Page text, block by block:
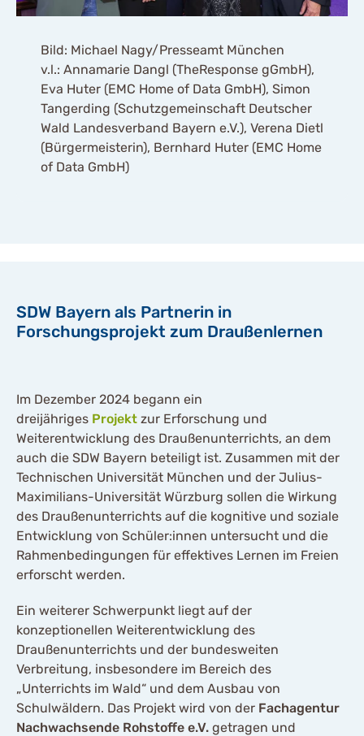
Bild: Michael Nagy/Presseamt München
v.l.: Annamarie Dangl (TheResponse gGmbH),
Eva Huter (EMC Home of Data GmbH), Simon
Tangerding (Schutzgemeinschaft Deutscher
Wald Landesverband Bayern e.V.), Verena Dietl
(Bürgermeisterin), Bernhard Huter (EMC Home
of Data GmbH)
übermittelt werden und das
Sie die
Datenschutzbestimmungen
SDW Bayern als Partnerin in
Forschungsprojekt zum Draußenlernen
Im Dezember 2024 begann ein
dreijähriges Projekt zur Erforschung und
Weiterentwicklung des Draußenunterrichts, an dem
auch die SDW Bayern beteiligt ist. Zusammen mit der
Technischen Universität München und der Julius-
Maximilians-Universität Würzburg sollen die Wirkung
des Draußenunterrichts auf die kognitive und soziale
Entwicklung von Schüler:innen untersucht und die
Rahmenbedingungen für effektives Lernen im Freien
erforscht werden.
Ein weiterer Schwerpunkt liegt auf der
konzeptionellen Weiterentwicklung des
Draußenunterrichts und der bundesweiten
Verbreitung, insbesondere im Bereich des
„Unterrichts im Wald“ und dem Ausbau von
Schulwäldern. Das Projekt wird von der Fachagentur
Nachwachsende Rohstoffe e.V. getragen und